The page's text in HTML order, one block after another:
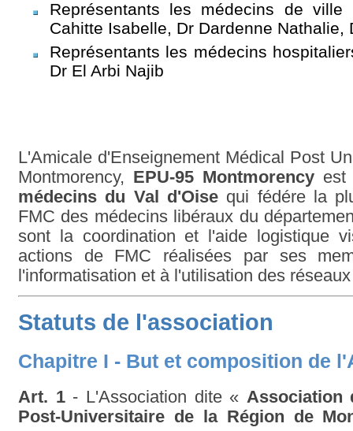
Représentants les médecins de
Cahitte Isabelle, Dr Dardenne Nathalie,
Représentants les médecins
Dr El Arbi Najib
L'Amicale d'Enseignement Médical Post
Montmorency, EPU-95 Montmorency
médecins du Val d'Oisequi fédére la
FMC des médecins libéraux du
sont la coordination et l'aide logistique
actions de FMC réalisées par ses
l'informatisation et à l'utilisation des
Statuts de l'association
Chapitre I - But et composition de
Art. 1- L'Association dite « Association
Post-Universitaire de la Région de